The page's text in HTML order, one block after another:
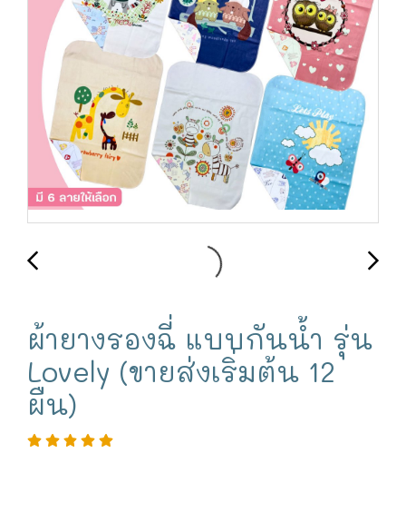
ผ้ายางรองฉี่ แบบกันน้ำ รุ่น
Lovely (ขายส่งเริ่มต้น 12
ผืน)